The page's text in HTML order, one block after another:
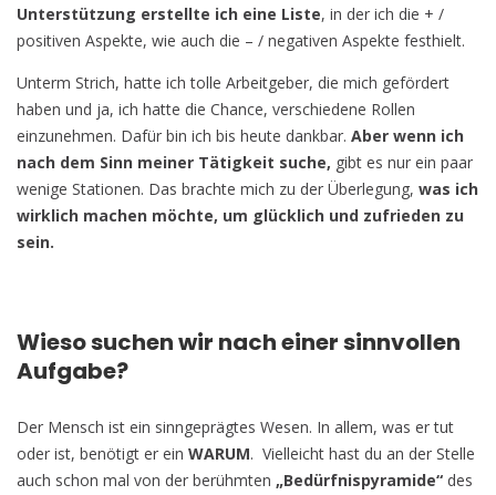
Unterstützung erstellte ich eine Liste, in der ich die + /
positiven Aspekte, wie auch die – / negativen Aspekte festhielt.
Unterm Strich, hatte ich tolle Arbeitgeber, die mich gefördert
haben und ja, ich hatte die Chance, verschiedene Rollen
einzunehmen. Dafür bin ich bis heute dankbar. Aber wenn ich
nach dem Sinn meiner Tätigkeit suche, gibt es nur ein paar
wenige Stationen. Das brachte mich zu der Überlegung, was ich
wirklich machen möchte, um glücklich und zufrieden zu
sein.
Wieso suchen wir nach einer sinnvollen
Aufgabe?
Der Mensch ist ein sinngeprägtes Wesen. In allem, was er tut
oder ist, benötigt er ein WARUM. Vielleicht hast du an der Stelle
auch schon mal von der berühmten „Bedürfnispyramide“ des